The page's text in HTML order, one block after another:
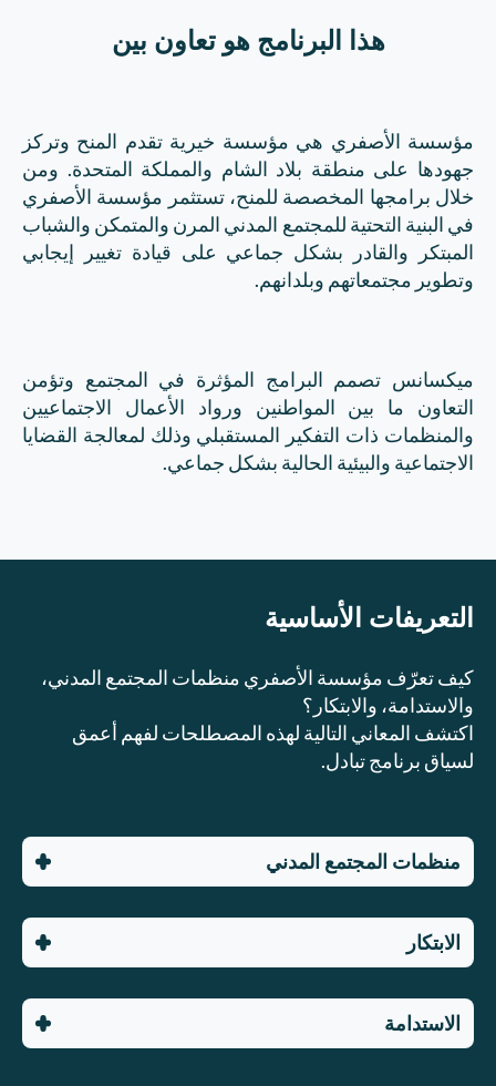
هذا البرنامج هو تعاون بين
مؤسسة الأصفري هي مؤسسة خيرية تقدم المنح وتركز
جهودها على منطقة بلاد الشام والمملكة المتحدة. ومن
خلال برامجها المخصصة للمنح، تستثمر مؤسسة الأصفري
في البنية التحتية للمجتمع المدني المرن والمتمكن والشباب
المبتكر والقادر بشكل جماعي على قيادة تغيير إيجابي
وتطوير مجتمعاتهم وبلدانهم.
ميكسانس تصمم البرامج المؤثرة في المجتمع وتؤمن
التعاون ما بين المواطنين ورواد الأعمال الاجتماعيين
والمنظمات ذات التفكير المستقبلي وذلك لمعالجة القضايا
الاجتماعية والبيئية الحالية بشكل جماعي.
التعريفات الأساسية
كيف تعرّف مؤسسة الأصفري منظمات المجتمع المدني،
والاستدامة، والابتكار؟
اكتشف المعاني التالية لهذه المصطلحات لفهم أعمق
لسياق برنامج تبادل.
منظمات المجتمع المدني
الابتكار
الاستدامة